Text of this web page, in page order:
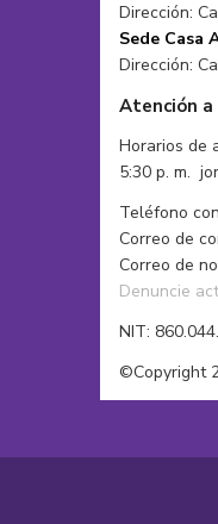
Dirección:
Sede Casa
Dirección:
Atención
Horarios de
5:30 p. m.
Teléfono
Correo de
Correo de
Denuncie
NIT:
©Copyright